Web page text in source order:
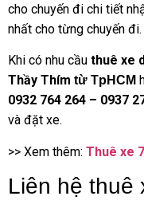
cho chuyến đi chi tiết
nhất cho từng chuyến đi.
Khi có nhu cầu thuê xe
Thầy Thím từ TpHCM
0932 764 264 – 0937
và đặt xe.
>> Xem thêm: Thuê xe
Liên hệ thuê